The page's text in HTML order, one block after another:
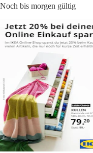
Noch bis morgen gültig